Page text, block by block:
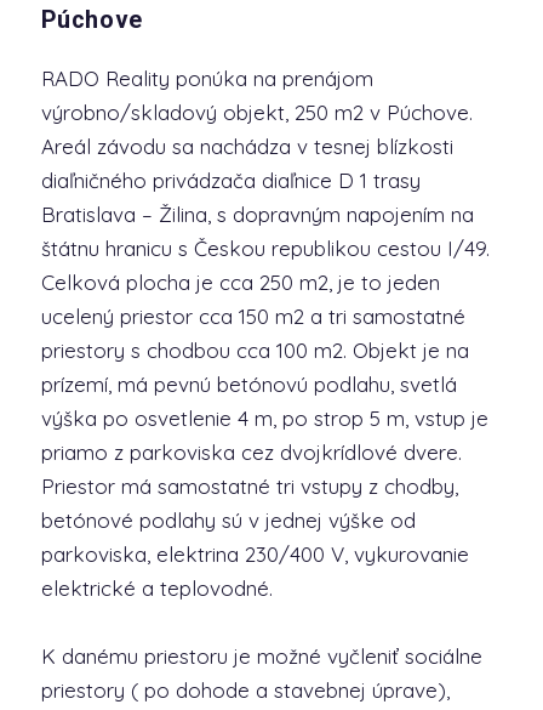
Púchove
RADO Reality ponúka na prenájom
výrobno/skladový objekt, 250 m2 v Púchove.
Areál závodu sa nachádza v tesnej blízkosti
diaľničného privádzača diaľnice D 1 trasy
Bratislava – Žilina, s dopravným napojením na
štátnu hranicu s Českou republikou cestou I/49.
Celková plocha je cca 250 m2, je to jeden
ucelený priestor cca 150 m2 a tri samostatné
priestory s chodbou cca 100 m2. Objekt je na
prízemí, má pevnú betónovú podlahu, svetlá
výška po osvetlenie 4 m, po strop 5 m, vstup je
priamo z parkoviska cez dvojkrídlové dvere.
Priestor má samostatné tri vstupy z chodby,
betónové podlahy sú v jednej výške od
parkoviska, elektrina 230/400 V, vykurovanie
elektrické a teplovodné.
K danému priestoru je možné vyčleniť sociálne
priestory ( po dohode a stavebnej úprave),